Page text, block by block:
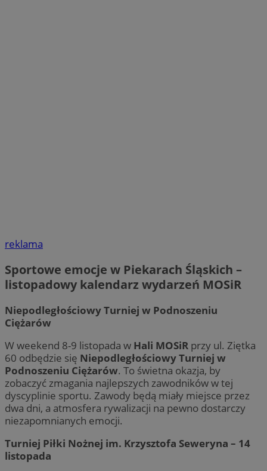
reklama
Sportowe emocje w Piekarach Śląskich –
listopadowy kalendarz wydarzeń MOSiR
Niepodległościowy Turniej w Podnoszeniu
Ciężarów
W weekend 8-9 listopada w Hali MOSiR przy ul. Ziętka
60 odbędzie się Niepodległościowy Turniej w
Podnoszeniu Ciężarów. To świetna okazja, by
zobaczyć zmagania najlepszych zawodników w tej
dyscyplinie sportu. Zawody będą miały miejsce przez
dwa dni, a atmosfera rywalizacji na pewno dostarczy
niezapomnianych emocji.
Turniej Piłki Nożnej im. Krzysztofa Seweryna – 14
listopada